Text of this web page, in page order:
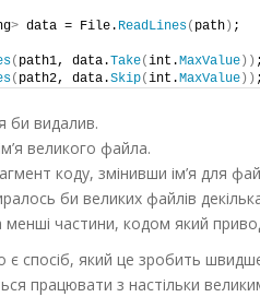
> data = File. ReadLines( path ) ;
( path1, data.Take(int.MaxValue ))
( path2, data.Skip(int.MaxValue ))
би видалив.
великого файла.
коду, змінивши ім’я для
би великих файлів
менші частини, кодом який
спосіб, який це зробить
працювати з настільки